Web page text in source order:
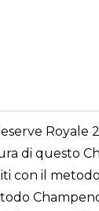
di questo
con il